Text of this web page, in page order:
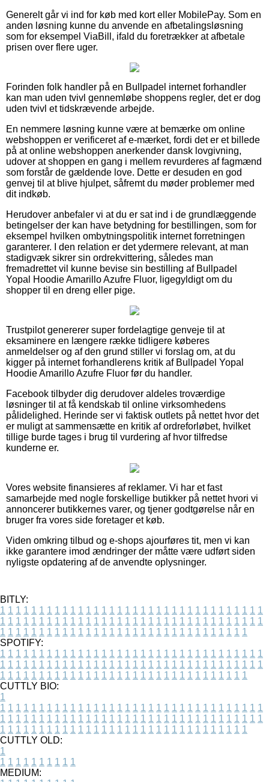
Generelt går vi ind for køb med kort eller MobilePay. Som en
anden løsning kunne du anvende en afbetalingsløsning
som for eksempel ViaBill, ifald du foretrækker at afbetale
prisen over flere uger.
Forinden folk handler på en Bullpadel internet forhandler
kan man uden tvivl gennemløbe shoppens regler, det er dog
uden tvivl et tidskrævende arbejde.
En nemmere løsning kunne være at bemærke om online
webshoppen er verificeret af e-mærket, fordi det er et billede
på at online webshoppen anerkender dansk lovgivning,
udover at shoppen en gang i mellem revurderes af fagmænd
som forstår de gældende love. Dette er desuden en god
genvej til at blive hjulpet, såfremt du møder problemer med
dit indkøb.
Herudover anbefaler vi at du er sat ind i de grundlæggende
betingelser der kan have betydning for bestillingen, som for
eksempel hvilken ombytningspolitik internet forretningen
garanterer. I den relation er det ydermere relevant, at man
stadigvæk sikrer sin ordrekvittering, således man
fremadrettet vil kunne bevise sin bestilling af Bullpadel
Yopal Hoodie Amarillo Azufre Fluor, ligegyldigt om du
shopper til en dreng eller pige.
Trustpilot genererer super fordelagtige genveje til at
eksaminere en længere række tidligere køberes
anmeldelser og af den grund stiller vi forslag om, at du
kigger på internet forhandlerens kritik af Bullpadel Yopal
Hoodie Amarillo Azufre Fluor før du handler.
Facebook tilbyder dig derudover aldeles troværdige
løsninger til at få kendskab til online virksomhedens
pålidelighed. Herinde ser vi faktisk outlets på nettet hvor det
er muligt at sammensætte en kritik af ordreforløbet, hvilket
tillige burde tages i brug til vurdering af hvor tilfredse
kunderne er.
Vores website finansieres af reklamer. Vi har et fast
samarbejde med nogle forskellige butikker på nettet hvori vi
annoncerer butikkernes varer, og tjener godtgørelse når en
bruger fra vores side foretager et køb.
Viden omkring tilbud og e-shops ajourføres tit, men vi kan
ikke garantere imod ændringer der måtte være udført siden
nyligste opdatering af de anvendte oplysninger.
BITLY:
1 1 1 1 1 1 1 1 1 1 1 1 1 1 1 1 1 1 1 1 1 1 1 1 1 1 1 1 1 1 1 1 1 1
1 1 1 1 1 1 1 1 1 1 1 1 1 1 1 1 1 1 1 1 1 1 1 1 1 1 1 1 1 1 1 1 1 1
1 1 1 1 1 1 1 1 1 1 1 1 1 1 1 1 1 1 1 1 1 1 1 1 1 1 1 1 1 1 1 1
SPOTIFY:
1 1 1 1 1 1 1 1 1 1 1 1 1 1 1 1 1 1 1 1 1 1 1 1 1 1 1 1 1 1 1 1 1 1
1 1 1 1 1 1 1 1 1 1 1 1 1 1 1 1 1 1 1 1 1 1 1 1 1 1 1 1 1 1 1 1 1 1
1 1 1 1 1 1 1 1 1 1 1 1 1 1 1 1 1 1 1 1 1 1 1 1 1 1 1 1 1 1 1 1
CUTTLY BIO:
1
1 1 1 1 1 1 1 1 1 1 1 1 1 1 1 1 1 1 1 1 1 1 1 1 1 1 1 1 1 1 1 1 1 1
1 1 1 1 1 1 1 1 1 1 1 1 1 1 1 1 1 1 1 1 1 1 1 1 1 1 1 1 1 1 1 1 1 1
1 1 1 1 1 1 1 1 1 1 1 1 1 1 1 1 1 1 1 1 1 1 1 1 1 1 1 1 1 1 1 1
CUTTLY OLD:
1
1 1 1 1 1 1 1 1 1 1
MEDIUM: